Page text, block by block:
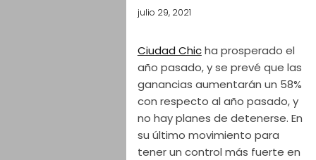
julio 29, 2021
Ciudad Chicha prosperado el
año pasado, y se prevé que las
ganancias aumentarán un 58%
con respecto al año pasado, y
no hay planes de detenerse. En
su último movimiento para
tener un control más fuerte en